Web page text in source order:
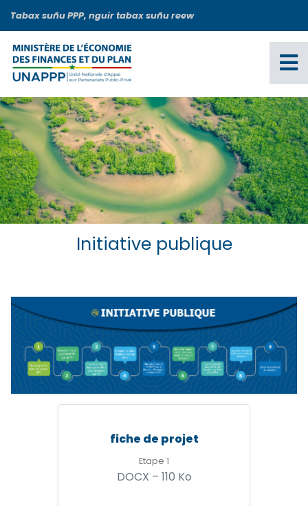
contenu
principal
Tabax suñu PPP, nguir tabax suñu reew
Initiative publique
fiche de projet
Etape 1
DOCX – 110 Ko